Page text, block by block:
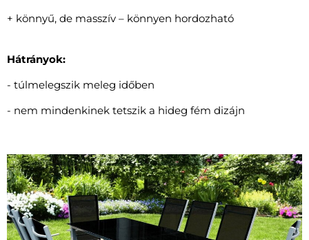
+ könnyű, de masszív – könnyen hordozható
Hátrányok:
- túlmelegszik meleg időben
- nem mindenkinek tetszik a hideg fém dizájn